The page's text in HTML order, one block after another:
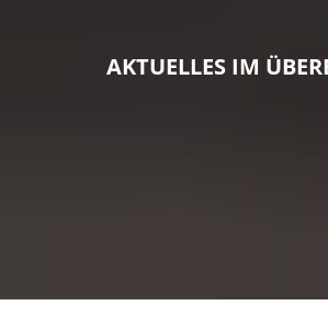
AKTUELLES IM